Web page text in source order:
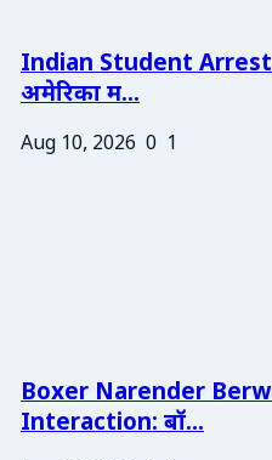
Indian Student
अमेरिका म...
Aug 10, 2026 0 1
Boxer Narender
Interaction: बॉ...